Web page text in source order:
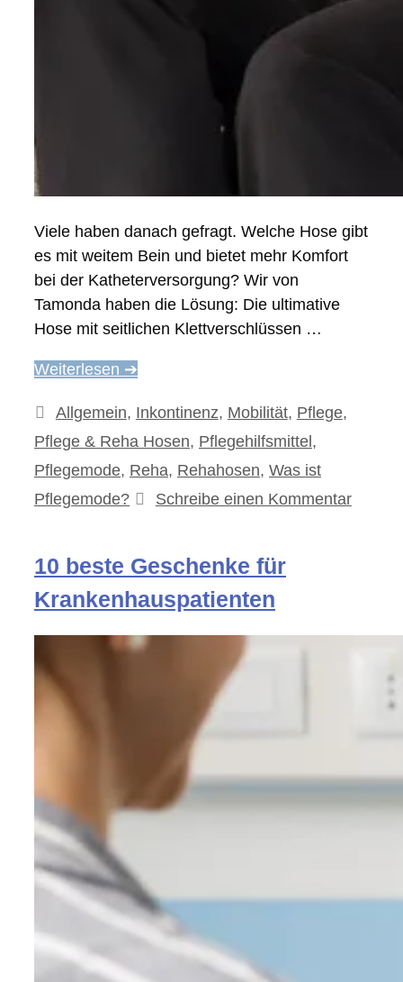
Viele haben danach gefragt. Welche Hose gibt
es mit weitem Bein und bietet mehr Komfort
bei der Katheterversorgung? Wir von
Tamonda haben die Lösung: Die ultimative
Hose mit seitlichen Klettverschlüssen …
Weiterlesen ➔
Kategorien
Allgemein, Inkontinenz, Mobilität, Pflege,
Pflege & Reha Hosen, Pflegehilfsmittel,
Pflegemode, Reha, Rehahosen, Was ist
Pflegemode?
Schreibe einen Kommentar
10 beste Geschenke für
Krankenhauspatienten